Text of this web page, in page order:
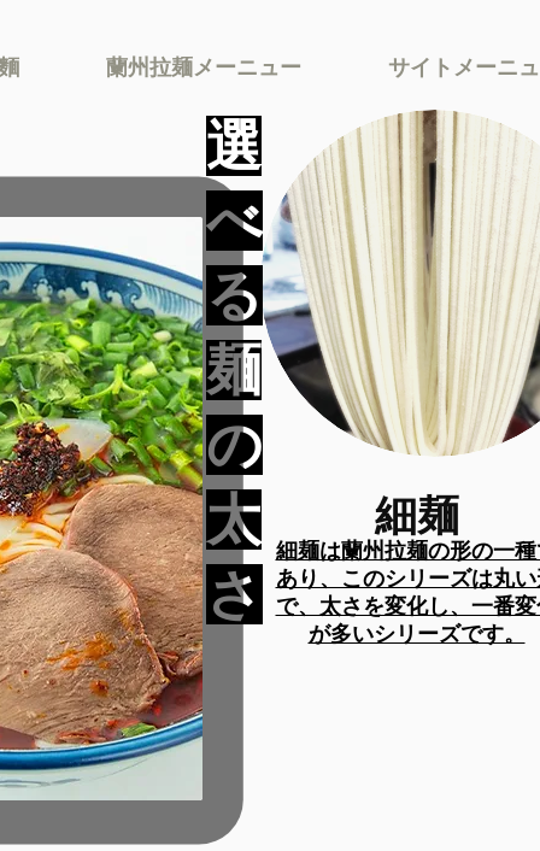
蘭州拉麺メーニュー サイトメーニ
​細麺
細麺は蘭州拉麺の形の一種
あり、このシリーズは丸
で、太さを変化し、一番
が多いシリーズです。
​選
べ
る
麺
の
太
さ